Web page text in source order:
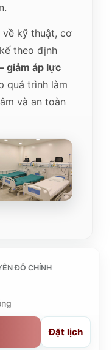
về kỹ thuật, cơ
theo định
giảm áp lực
quá trình làm
và an toàn
ĐỖ CHỈNH
Đặt lịch